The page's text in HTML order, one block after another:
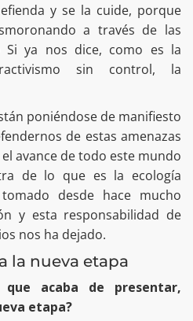
y se la cuide, porque
a través de las
Si ya nos dice, como es la
sin control, la
poniéndose de manifiesto
de estas amenazas
avance de todo este mundo
de lo que es la ecología
desde hace mucho
y esta responsabilidad de
nos ha dejado.
la nueva etapa
acaba de presentar,
etapa?